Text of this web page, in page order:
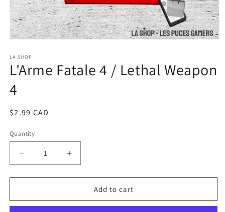
1
in
modal
LA SHOP
L'Arme Fatale 4 / Lethal Weapon
4
Regular
$2.99 CAD
Quantity
Decrease
quantity
for
Fatale
Increase
quantity
for
L&#39;Arme
Fatale
Add to cart